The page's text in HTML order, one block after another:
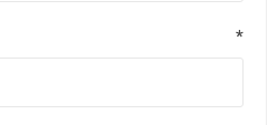
*